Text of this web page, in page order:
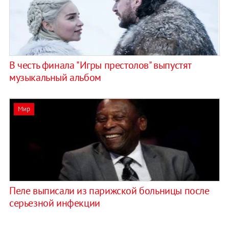
В честь финала "Игры престолов" выпустят
музыкальный альбом
Мир
Пеле выписали из парижской больницы после
серьезной инфекции